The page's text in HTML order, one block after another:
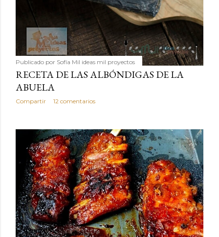
Publicado por Sofía Mil ideas mil proyectos
RECETA DE LAS ALBÓNDIGAS DE LA
ABUELA
Compartir 12 comentarios